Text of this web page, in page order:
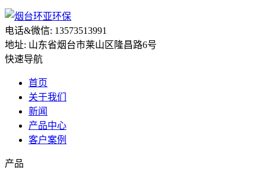
电话&微信: 13573513991
地址: 山东省烟台市莱山区隆昌路6号
快速导航
首页
关于我们
新闻
产品中心
客户案例
产品